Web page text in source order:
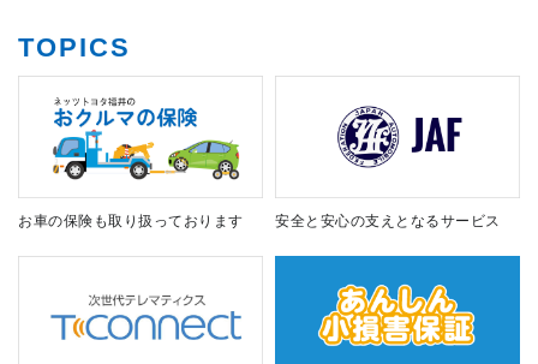
TOPICS
お車の保険も取り扱っております 安全と安心の支えとなるサービス